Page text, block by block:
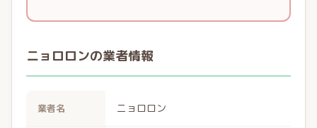
ニョロロンの業者情報
業者名 ニョロロン